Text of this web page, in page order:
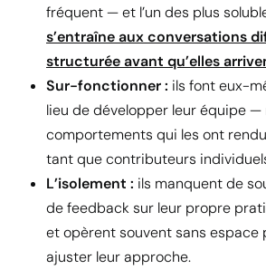
fréquent — et l’un des plus
s’entraîne aux conversations
structurée avant qu’elles
Sur-fonctionner : ils font eux-
lieu de développer leur équipe
comportements qui les ont
tant que contributeurs
L’isolement : ils manquent de
de feedback sur leur propre
et opèrent souvent sans espace
ajuster leur approche.